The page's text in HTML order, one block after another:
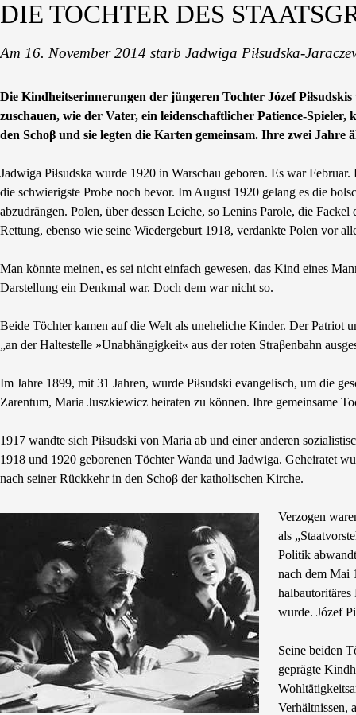
DIE TOCHTER DES
Am 16. November 2014 starb Jadwiga Piłsudska-
Die Kindheitserinnerungen der jüngeren Tochter Józef
zuschauen, wie der Vater, ein leidenschaftlicher Patience-
den Schoβ und sie legten die Karten gemeinsam. Ihre zwei Jahre
Jadwiga Piłsudska wurde 1920 in Warschau geboren. Es war
die schwierigste Probe noch bevor. Im August 1920 gelang es die
abzudrängen. Polen, über dessen Leiche, so Lenins Parole, die
Rettung, ebenso wie seine Wiedergeburt 1918, verdankte Polen vor
Man könnte meinen, es sei nicht einfach gewesen, das Kind eines
Darstellung ein Denkmal war. Doch dem war nicht so.
Beide Töchter kamen auf die Welt als uneheliche Kinder. Der Patriot
„an der Haltestelle »Unabhängigkeit« aus der roten Straβenbahn
Im Jahre 1899, mit 31 Jahren, wurde Piłsudski evangelisch, um die
Zarentum, Maria Juszkiewicz heiraten zu können. Ihre gemeinsame
1917 wandte sich Piłsudski von Maria ab und einer anderen
1918 und 1920 geborenen Töchter Wanda und Jadwiga. Geheiratet
nach seiner Rückkehr in den Schoβ der katholischen Kirche.
Verzogen
als
Politik
nach dem Mai
wurde. Józef
Seine beiden
geprägte
Verhältnissen,